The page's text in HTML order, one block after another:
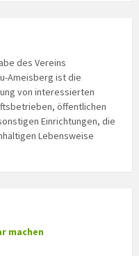
des Vereins
Ameisberg ist die
von interessierten
öffentlichen
Einrichtungen, die
Lebensweise
machen